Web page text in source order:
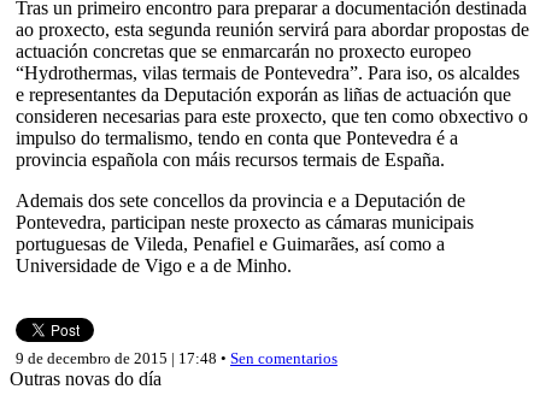
Tras un primeiro encontro para preparar a documentación destinada
ao proxecto, esta segunda reunión servirá para abordar propostas de
actuación concretas que se enmarcarán no proxecto europeo
“Hydrothermas, vilas termais de Pontevedra”. Para iso, os alcaldes
e representantes da Deputación exporán as liñas de actuación que
consideren necesarias para este proxecto, que ten como obxectivo o
impulso do termalismo, tendo en conta que Pontevedra é a
provincia española con máis recursos termais de España.
Ademais dos sete concellos da provincia e a Deputación de
Pontevedra, participan neste proxecto as cámaras municipais
portuguesas de Vileda, Penafiel e Guimarães, así como a
Universidade de Vigo e a de Minho.
9 de decembro de 2015 | 17:48 • Sen comentarios
Outras novas do día